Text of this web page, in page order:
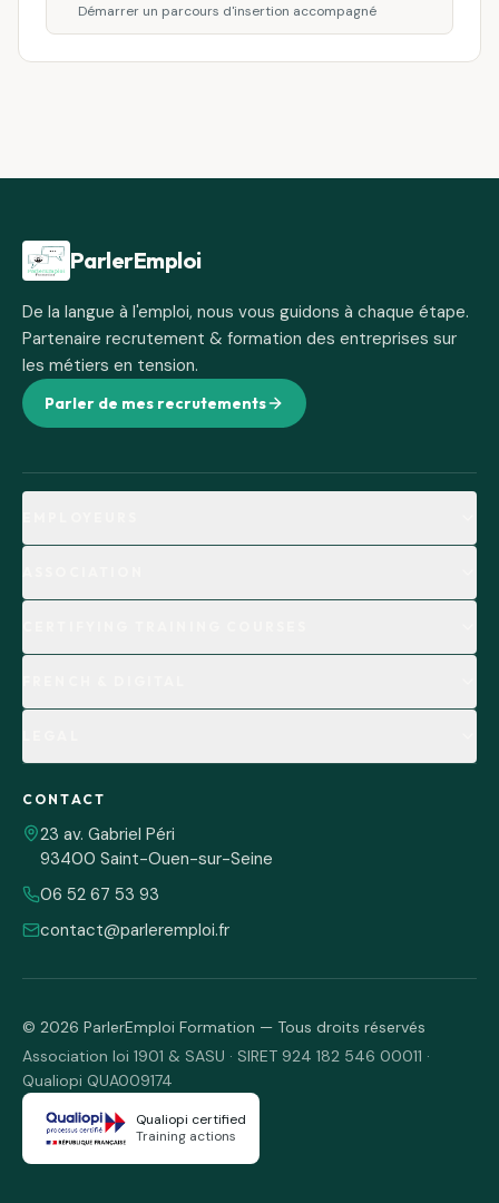
Démarrer un parcours d'insertion accompagné
Pied de pageParlerEmploi
De la langue à l'emploi, nous vous guidons à chaque étape.
Partenaire recrutement & formation des entreprises sur
les métiers en tension.
Parler de mes recrutements
CONTACT
23 av. Gabriel Péri
93400 Saint-Ouen-sur-Seine
06 52 67 53 93
contact@parleremploi.fr
© 2026 ParlerEmploi Formation — Tous droits réservés
Association loi 1901 & SASU · SIRET 924 182 546 00011 ·
Qualiopi QUA009174
Qualiopi certified
Training actions